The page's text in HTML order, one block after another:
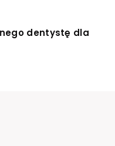
dentystę dla